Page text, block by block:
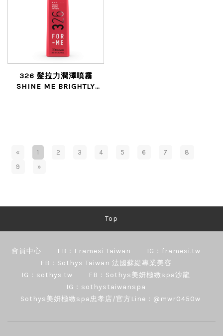
326 髮拉力潤澤噴霧
SHINE ME BRIGHTLY
« 1 2 3 4 5 6 7
8
9
»
Top
會員中心 FB：Framesi Taiwan
IG：framesi.tw
FB：Sothys Taiwan 法國蘇緹專業美容
IG：sothys.tw
FB：Sothys美妍極緻spa沙龍
IG：sothystaiwanspa
Sothys美妍極緻spa忠孝店/官方Line：@mwr0450w